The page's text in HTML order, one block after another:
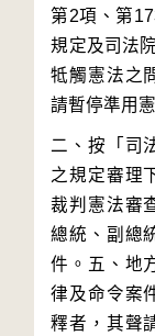
第2項、第
規定及司法
牴觸憲法之
二、按「司
之規定審理
裁判憲法審
總統、副總
件。五、地
律及命令案
釋者，其聲